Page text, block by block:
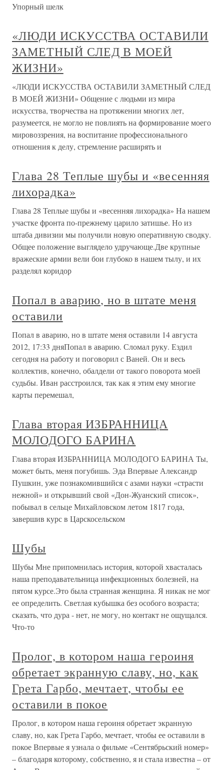
Упорный шелк
«ЛЮДИ ИСКУССТВА ОСТАВИЛИ
ЗАМЕТНЫЙ СЛЕД В МОЕЙ
ЖИЗНИ»
«ЛЮДИ ИСКУССТВА ОСТАВИЛИ ЗАМЕТНЫЙ СЛЕД
В МОЕЙ ЖИЗНИ» Общение с людьми из мира
искусства, творчества на протяжении многих лет,
разумеется, не могло не повлиять на формирование моего
мировоззрения, на воспитание профессионального
отношения к делу, стремление расширять и
Глава 28 Теплые шубы и «весенняя
лихорадка»
Глава 28 Теплые шубы и «весенняя лихорадка» На нашем
участке фронта по-прежнему царило затишье. Но из
штаба дивизии мы получили новую оперативную сводку.
Общее положение выглядело удручающе.Две крупные
вражеские армии вели бои глубоко в нашем тылу, и их
разделял коридор
Попал в аварию, но в штате меня
оставили
Попал в аварию, но в штате меня оставили 14 августа
2012, 17:33 дняПопал в аварию. Сломал руку. Ездил
сегодня на работу и поговорил с Ваней. Он и весь
коллектив, конечно, обалдели от такого поворота моей
судьбы. Иван расстроился, так как я этим ему многие
карты перемешал,
Глава вторая ИЗБРАННИЦА
МОЛОДОГО БАРИНА
Глава вторая ИЗБРАННИЦА МОЛОДОГО БАРИНА Ты,
может быть, меня погубишь. Эда Впервые Александр
Пушкин, уже познакомившийся с азами науки «страсти
нежной» и открывший свой «Дон-Жуанский список»,
побывал в сельце Михайловском летом 1817 года,
завершив курс в Царскосельском
Шубы
Шубы Мне припомнилась история, которой хвасталась
наша преподавательница инфекционных болезней, на
пятом курсе.Это была странная женщина. Я никак не мог
ее определить. Светлая кубышка без особого возраста;
сказать, что дура - нет, не могу, но контакт не ощущался.
Что-то
Пролог, в котором наша героиня
обретает экранную славу, но, как
Грета Гарбо, мечтает, чтобы ее
оставили в покое
Пролог, в котором наша героиня обретает экранную
славу, но, как Грета Гарбо, мечтает, чтобы ее оставили в
покое Впервые я узнала о фильме «Сентябрьский номер»
– благодаря которому, собственно, я и стала известна – от